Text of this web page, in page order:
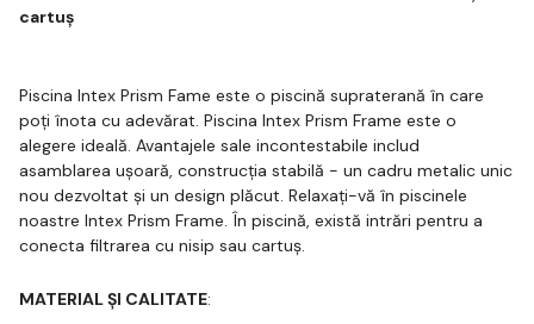
cartuș
Piscina Intex Prism Fame este o piscină supraterană în care
poți înota cu adevărat. Piscina Intex Prism Frame este o
alegere ideală. Avantajele sale incontestabile includ
asamblarea ușoară, construcția stabilă - un cadru metalic unic
nou dezvoltat și un design plăcut. Relaxați-vă în piscinele
noastre Intex Prism Frame. În piscină, există intrări pentru a
conecta filtrarea cu nisip sau cartuș.
MATERIAL ȘI CALITATE: